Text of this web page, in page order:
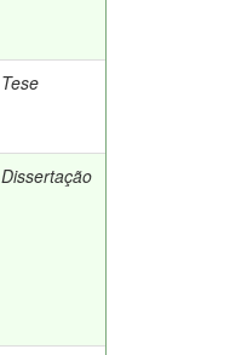
Tese
Dissertação